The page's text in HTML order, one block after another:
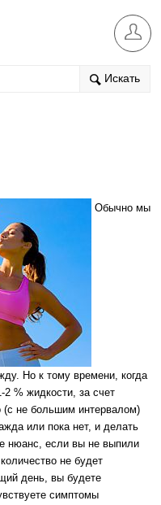
Искать
Обычно мы
Но к тому времени, когда
% жидкости, за счет
не большим интервалом)
или пока нет, и делать
нюанс, если вы не выпили
не будет
день, вы будете
симптомы